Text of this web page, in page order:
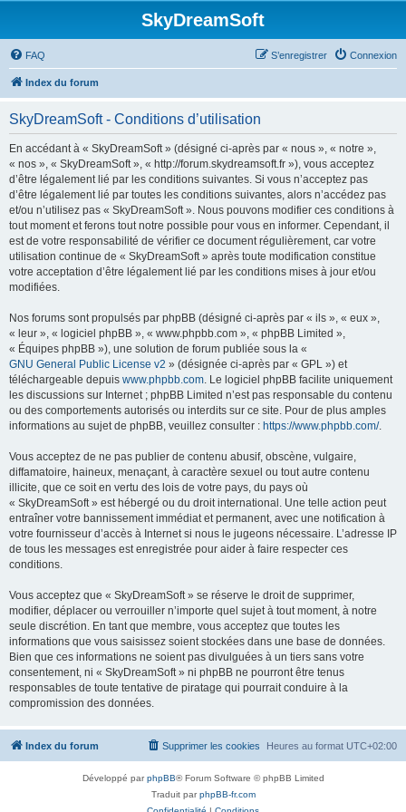
SkyDreamSoft
FAQ Connexion
S’enregistrer
Index du forum
SkyDreamSoft - Conditions d’utilisation
En accédant à « SkyDreamSoft » (désigné ci-après par « nous », « notre »,
« nos », « SkyDreamSoft », « http://forum.skydreamsoft.fr »), vous acceptez
d’être légalement lié par les conditions suivantes. Si vous n’acceptez pas
d’être légalement lié par toutes les conditions suivantes, alors n’accédez pas
et/ou n’utilisez pas « SkyDreamSoft ». Nous pouvons modifier ces conditions à
tout moment et ferons tout notre possible pour vous en informer. Cependant, il
est de votre responsabilité de vérifier ce document régulièrement, car votre
utilisation continue de « SkyDreamSoft » après toute modification constitue
votre acceptation d’être légalement lié par les conditions mises à jour et/ou
modifiées.
Nos forums sont propulsés par phpBB (désigné ci-après par « ils », « eux »,
« leur », « logiciel phpBB », « www.phpbb.com », « phpBB Limited »,
« Équipes phpBB »), une solution de forum publiée sous la «
GNU General Public License v2 » (désignée ci-après par « GPL ») et
téléchargeable depuis www.phpbb.com. Le logiciel phpBB facilite uniquement
les discussions sur Internet ; phpBB Limited n’est pas responsable du contenu
ou des comportements autorisés ou interdits sur ce site. Pour de plus amples
informations au sujet de phpBB, veuillez consulter : https://www.phpbb.com/.
Vous acceptez de ne pas publier de contenu abusif, obscène, vulgaire,
diffamatoire, haineux, menaçant, à caractère sexuel ou tout autre contenu
illicite, que ce soit en vertu des lois de votre pays, du pays où
« SkyDreamSoft » est hébergé ou du droit international. Une telle action peut
entraîner votre bannissement immédiat et permanent, avec une notification à
votre fournisseur d’accès à Internet si nous le jugeons nécessaire. L’adresse IP
de tous les messages est enregistrée pour aider à faire respecter ces
conditions.
Vous acceptez que « SkyDreamSoft » se réserve le droit de supprimer,
modifier, déplacer ou verrouiller n’importe quel sujet à tout moment, à notre
seule discrétion. En tant que membre, vous acceptez que toutes les
informations que vous saisissez soient stockées dans une base de données.
Bien que ces informations ne soient pas divulguées à un tiers sans votre
consentement, ni « SkyDreamSoft » ni phpBB ne pourront être tenus
responsables de toute tentative de piratage qui pourrait conduire à la
compromission des données.
Index du forum Heures au format UTC+02:00
Supprimer les cookies
Développé parphpBB® Forum Software © phpBB Limited
Traduit parphpBB-fr.com